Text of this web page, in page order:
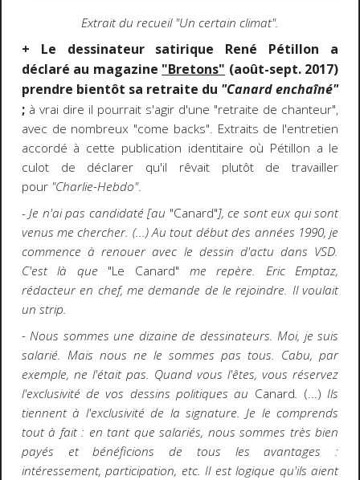
Extrait du recueil "Un certain climat".
+ Le dessinateur satirique René Pétillon a
déclaré au magazine "Bretons" (août-sept. 2017)
prendre bientôt sa retraite du "Canard enchaîné"
;à vrai dire il pourrait s'agir d'une "retraite de chanteur",
avec de nombreux "come backs". Extraits de l'entretien
accordé à cette publication identitaire où Pétillon a le
culot de déclarer qu'il rêvait plutôt de travailler
pour "Charlie-Hebdo".
-Je n'ai pas candidaté [au "Canard"], ce sont eux qui sont
venus me chercher. (...) Au tout début des années 1990, je
commence à renouer avec le dessin d'actu dans VSD.
C'est là que "Le Canard" me repère. Eric Emptaz,
rédacteur en chef, me demande de le rejoindre. Il voulait
un strip.
- Nous sommes une dizaine de dessinateurs. Moi, je suis
salarié. Mais nous ne le sommes pas tous. Cabu, par
exemple, ne l'était pas. Quand vous l'êtes, vous réservez
l'exclusivité de vos dessins politiques au Canard. (...)Ils
tiennent à l'exclusivité de la signature. Je le comprends
tout à fait : en tant que salariés, nous sommes très bien
payés et bénéficions de tous les avantages :
intéressement, participation, etc. Il est logique qu'ils aient